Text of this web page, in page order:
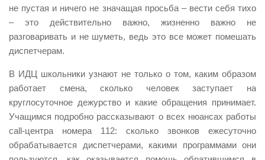
Контакты
Вакансии
не пустая и ничего не значащая просьба – вести себя тихо
– это действительно важно, жизненно важно не
разговаривать и не шуметь, ведь это все может помешать
диспетчерам.
В ИДЦ школьники узнают не только о том, каким образом
работает смена, сколько человек заступает на
круглосуточное дежурство и какие обращения принимает.
Учащимся подробно рассказывают о всех нюансах работы
call-центра номера 112: сколько звонков ежесуточно
обрабатывается диспетчерами, какими программами они